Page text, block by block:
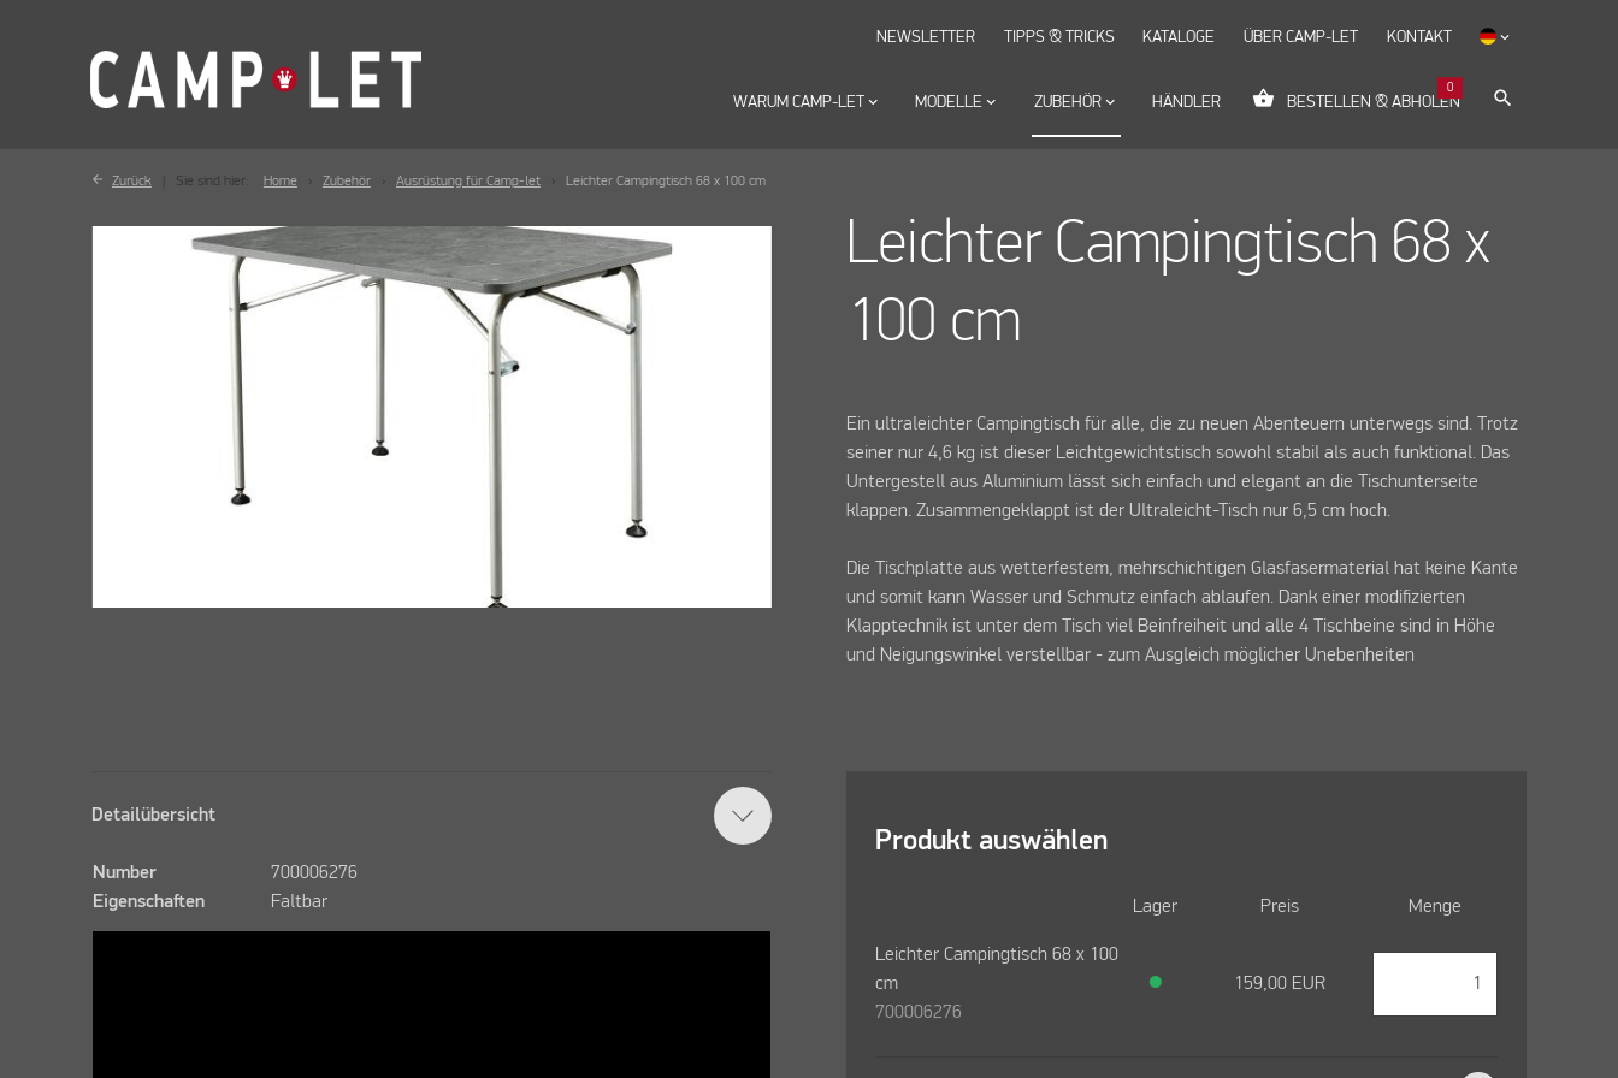
WARUM CAMP-LETkeyboard_arrow_down MODELLE keyboard_arrow_down ZUBEHÖRkeyboard_arrow_down HÄNDLER shopping_basket BESTELLEN & ABHOLEN
0
search
NEWSLETTER TIPPS & TRICKS KATALOGE ÜBER CAMP-LET KONTAKT keyboard_arrow_down
Zurück Sie sind hier: Home Zubehör Ausrüstung für Camp-let Leichter Campingtisch 68 x 100 cm
Leichter Campingtisch 68 x
100 cm
Ein ultraleichter Campingtisch für alle, die zu neuen Abenteuern unterwegs sind. Trotz
seiner nur 4,6 kg ist dieser Leichtgewichtstisch sowohl stabil als auch funktional. Das
Untergestell aus Aluminium lässt sich einfach und elegant an die Tischunterseite
klappen. Zusammengeklappt ist der Ultraleicht-Tisch nur 6,5 cm hoch.
Die Tischplatte aus wetterfestem, mehrschichtigen Glasfasermaterial hat keine Kante
und somit kann Wasser und Schmutz einfach ablaufen. Dank einer modifizierten
Klapptechnik ist unter dem Tisch viel Beinfreiheit und alle 4 Tischbeine sind in Höhe
und Neigungswinkel verstellbar - zum Ausgleich möglicher Unebenheiten
Produkt auswählen
Lager Preis Menge
Leichter Campingtisch 68 x 100
cm
700006276
● 159,00 EUR
Detailübersicht
Number
700006276
Eigenschaften
Faltbar